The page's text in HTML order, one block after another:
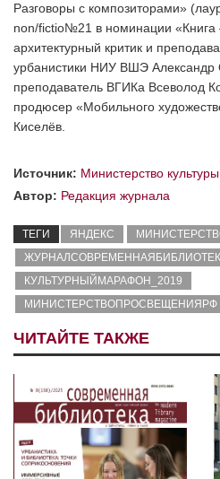
Разговоры с композиторами»
non/fictio№21 в номинации «Книга
архитектурный критик и
урбанистики НИУ ВШЭ Александр
преподаватель ВГИКа Всеволод
продюсер «Мобильного
Киселёв.
Источник: Министерство
Автор: Редакция журнала
ТЕГИ ЯНДЕКС
КУЛЬТУРНЫЙМАРАФОН_2019
МИНИСТЕРСТВОПРОСВЕЩЕНИЯРФ
ЧИТАЙТЕ ТАКЖЕ